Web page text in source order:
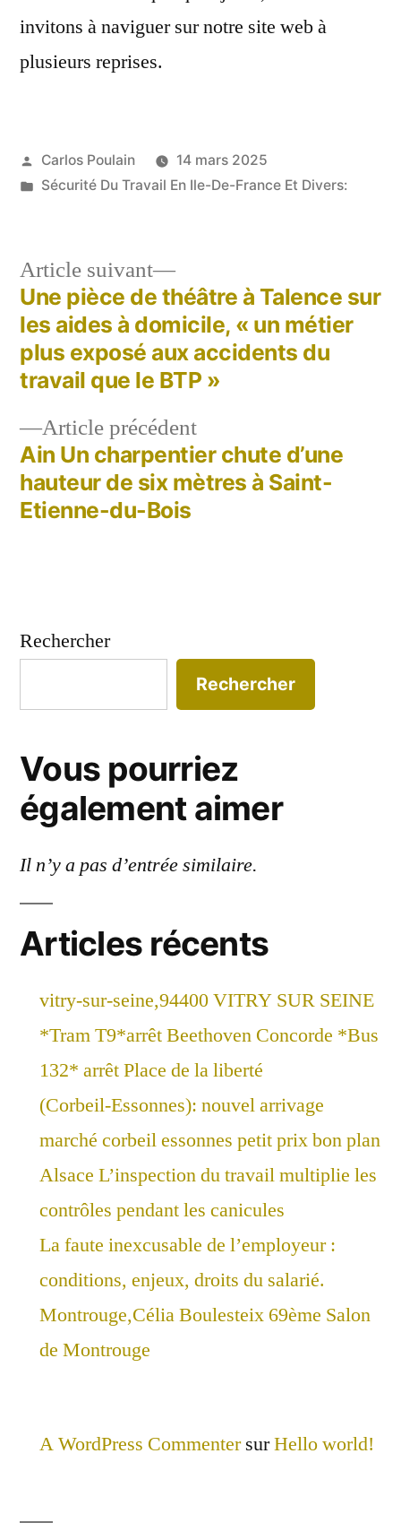
invitons à naviguer sur notre site web à
plusieurs reprises.
Publié
par
Carlos Poulain
14 mars 2025
Publié
Sécurité Du Travail En Ile-De-France Et Divers:
Navigation
de
l’article
Article précédentArticle
précédent :
Ain Un charpentier chute d’une
hauteur de six mètres à Saint-
Etienne-du-Bois
Article suivant
Article
suivant :
Une pièce de théâtre à Talence sur
les aides à domicile, « un métier
plus exposé aux accidents du
travail que le BTP »
Rechercher
Rechercher
Vous pourriez
également aimer
Il n’y a pas d’entrée similaire.
Articles récents
vitry-sur-seine,94400 VITRY SUR SEINE
*Tram T9*arrêt Beethoven Concorde *Bus
132* arrêt Place de la liberté
(Corbeil-Essonnes): nouvel arrivage
marché corbeil essonnes petit prix bon plan
Alsace L’inspection du travail multiplie les
contrôles pendant les canicules
La faute inexcusable de l’employeur :
conditions, enjeux, droits du salarié.
Montrouge,Célia Boulesteix 69ème Salon
de Montrouge
A WordPress CommentersurHello world!